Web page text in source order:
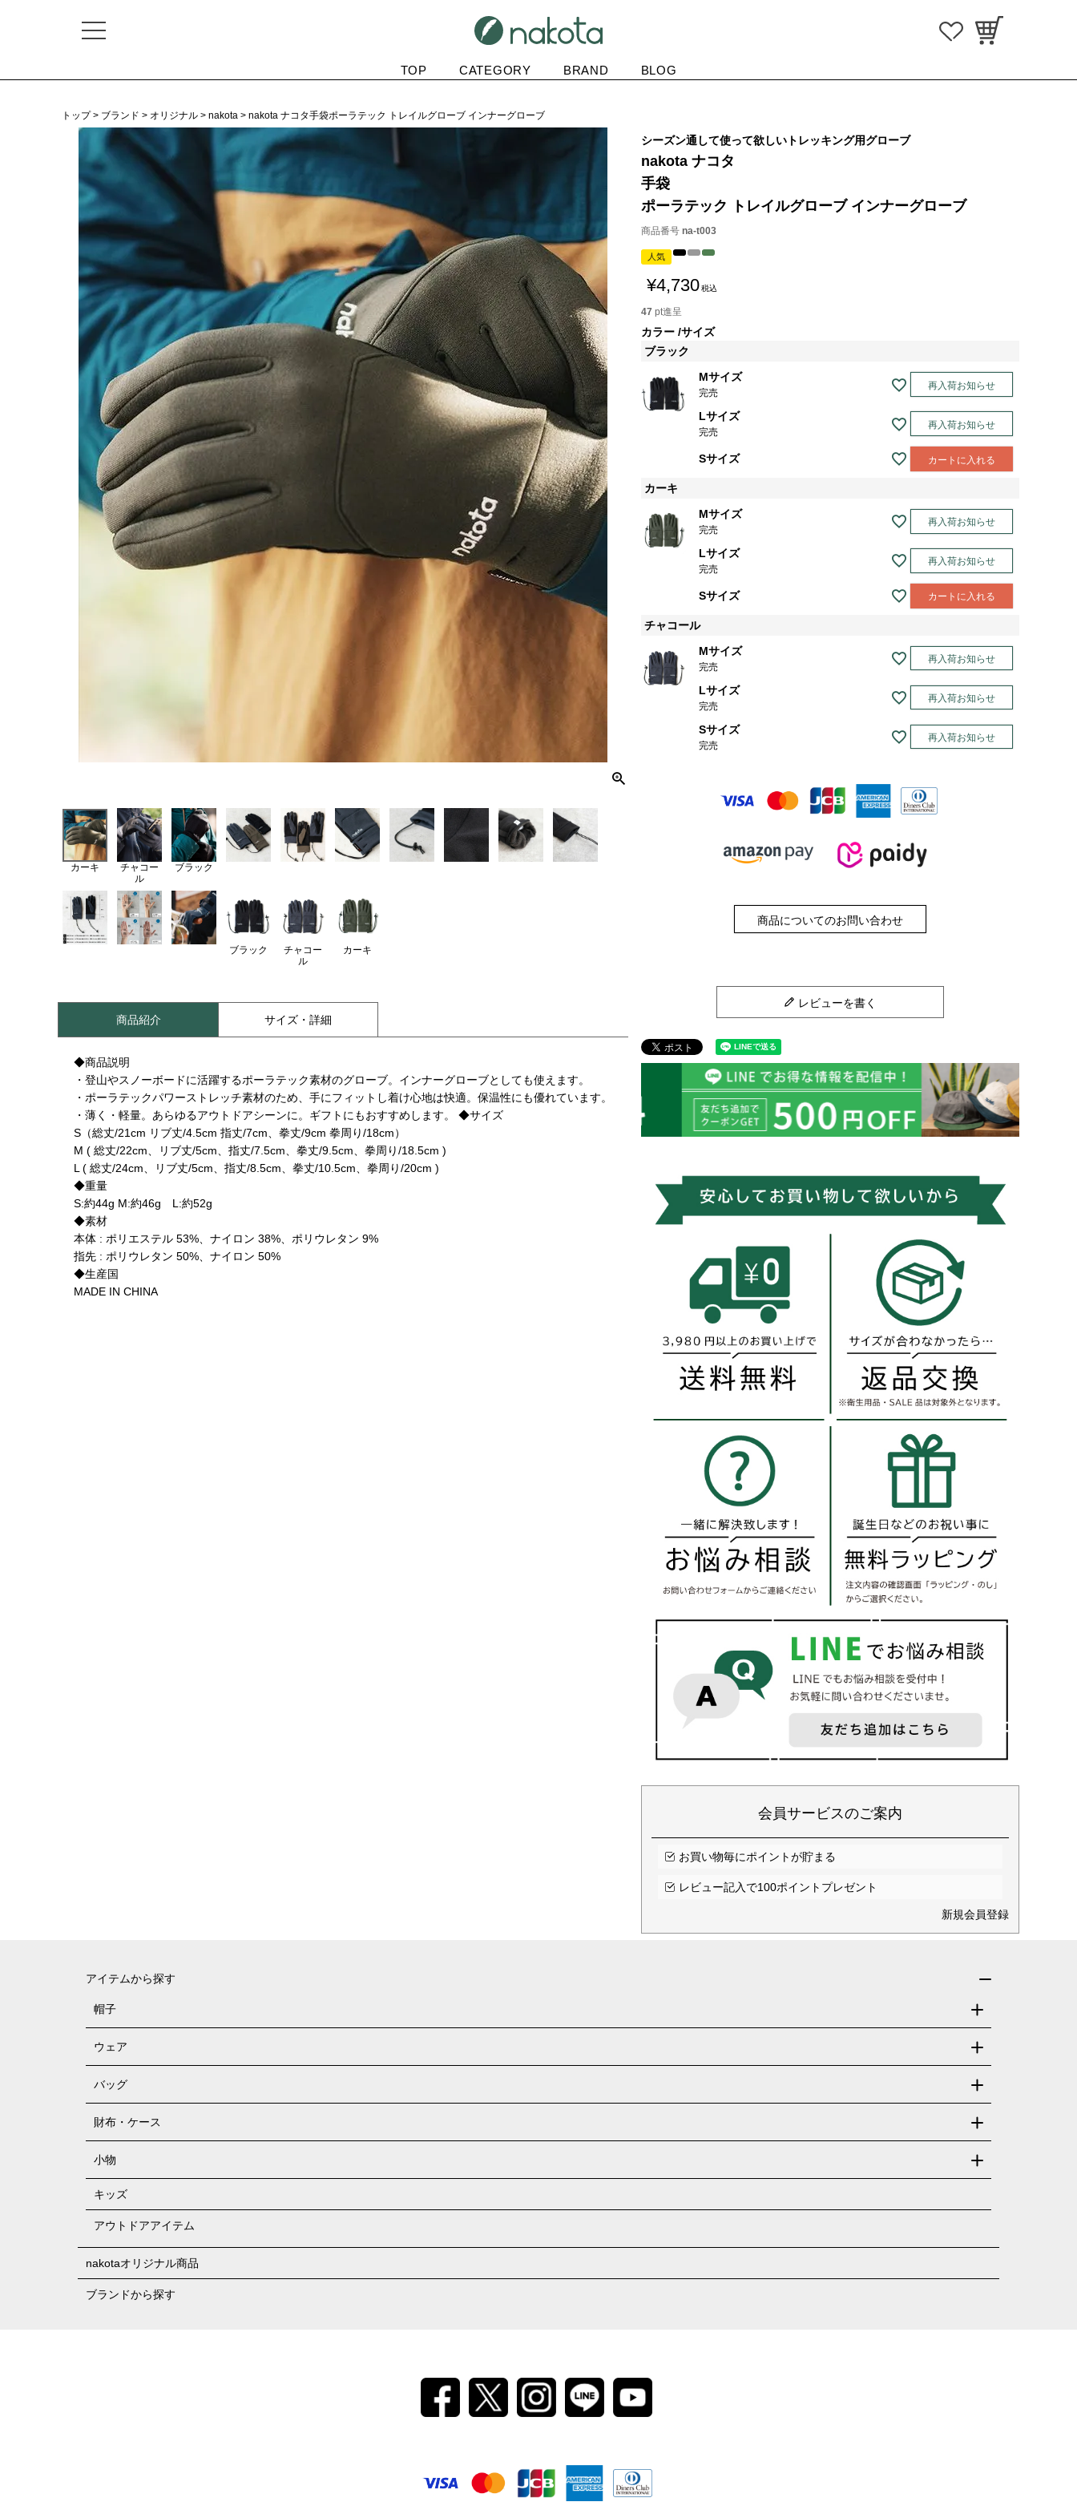
TOP CATEGORY BRAND BLOG
トップ ブランド オリジナル nakota nakota ナコタ手袋ポーラテック トレイルグローブ インナーグローブ
カーキ
チャコー
ル
ブラック
ブラック
チャコー
ル
カーキ
商品紹介 サイズ・詳細
◆商品説明
・登山やスノーボードに活躍するポーラテック素材のグローブ。インナーグローブとしても使えます。
・ポーラテックパワーストレッチ素材のため、手にフィットし着け心地は快適。保温性にも優れています。
・薄く・軽量。あらゆるアウトドアシーンに。ギフトにもおすすめします。 ◆サイズ
S（総丈/21cm リブ丈/4.5cm 指丈/7cm、拳丈/9cm 拳周り/18cm）
M ( 総丈/22cm、リブ丈/5cm、指丈/7.5cm、拳丈/9.5cm、拳周り/18.5cm )
L ( 総丈/24cm、リブ丈/5cm、指丈/8.5cm、拳丈/10.5cm、拳周り/20cm )
◆重量
S:約44g M:約46g L:約52g
◆素材
本体 : ポリエステル 53%、ナイロン 38%、ポリウレタン 9%
指先 : ポリウレタン 50%、ナイロン 50%
◆生産国
MADE IN CHINA
シーズン通して使って欲しいトレッキング用グローブ
nakota ナコタ
手袋
ポーラテック トレイルグローブ インナーグローブ
商品番号 na-t003
人気
¥4,730税込
47 pt進呈
カラー サイズ
ブラック
Mサイズ
完売
再入荷お知らせ
Lサイズ
完売
再入荷お知らせ
Sサイズ カートに入れる
カーキ
Mサイズ
完売
再入荷お知らせ
Lサイズ
完売
再入荷お知らせ
Sサイズ カートに入れる
チャコール
Mサイズ
完売
再入荷お知らせ
Lサイズ
完売
再入荷お知らせ
Sサイズ
完売
再入荷お知らせ
商品についてのお問い合わせ
レビューを書く
会員サービスのご案内
お買い物毎にポイントが貯まる
レビュー記入で100ポイントプレゼント
新規会員登録
アイテムから探す
帽子
ウェア
バッグ
財布・ケース
小物
キッズ
アウトドアアイテム
nakotaオリジナル商品
ブランドから探す